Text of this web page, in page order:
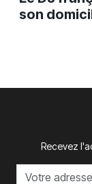
son
Recevez